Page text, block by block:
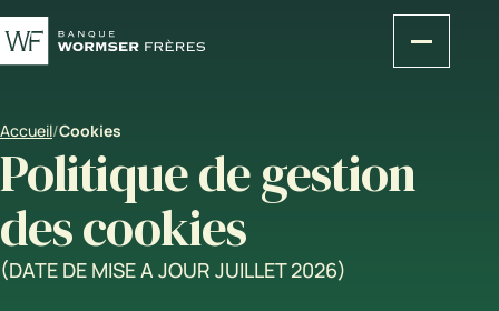
Accueil/Cookies
Politique de gestion
des cookies
(DATE DE MISE A JOUR JUILLET 2026)